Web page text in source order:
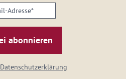
Datenschutzerklärung